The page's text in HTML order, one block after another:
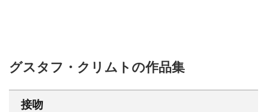
グスタフ・クリムトの作品集
接吻